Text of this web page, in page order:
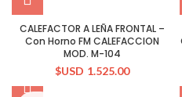
CALEFACTOR A LEÑA FRONTAL –
Con Horno FM CALEFACCION
MOD. M-104
$USD 1.525.00